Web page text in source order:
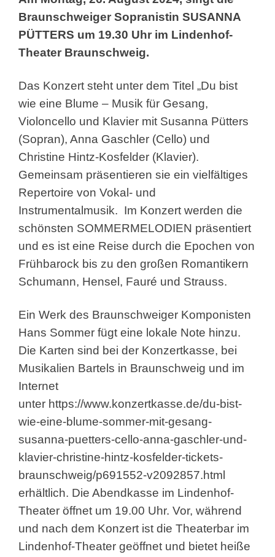
Braunschweiger Sopranistin SUSANNA
PÜTTERS um 19.30 Uhr im Lindenhof-
Theater Braunschweig.
Das Konzert steht unter dem Titel „Du bist
wie eine Blume – Musik für Gesang,
Violoncello und Klavier mit Susanna Pütters
(Sopran), Anna Gaschler (Cello) und
Christine Hintz-Kosfelder (Klavier).
Gemeinsam präsentieren sie ein vielfältiges
Repertoire von Vokal- und
Instrumentalmusik. Im Konzert werden die
schönsten SOMMERMELODIEN präsentiert
und es ist eine Reise durch die Epochen von
Frühbarock bis zu den großen Romantikern
Schumann, Hensel, Fauré und Strauss.
Ein Werk des Braunschweiger Komponisten
Hans Sommer fügt eine lokale Note hinzu.
Die Karten sind bei der Konzertkasse, bei
Musikalien Bartels in Braunschweig und im
Internet
unter https://www.konzertkasse.de/du-bist-
wie-eine-blume-sommer-mit-gesang-
susanna-puetters-cello-anna-gaschler-und-
klavier-christine-hintz-kosfelder-tickets-
braunschweig/p691552-v2092857.html
erhältlich. Die Abendkasse im Lindenhof-
Theater öffnet um 19.00 Uhr. Vor, während
und nach dem Konzert ist die Theaterbar im
Lindenhof-Theater geöffnet und bietet heiße